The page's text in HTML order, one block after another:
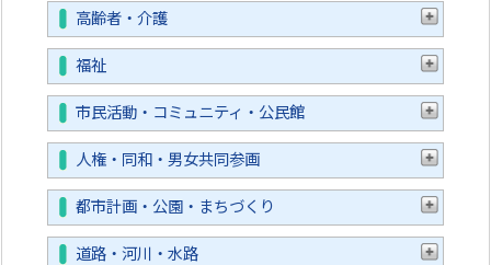
高齢者・介護
福祉
市民活動・コミュニティ・公民館
人権・同和・男女共同参画
都市計画・公園・まちづくり
道路・河川・水路